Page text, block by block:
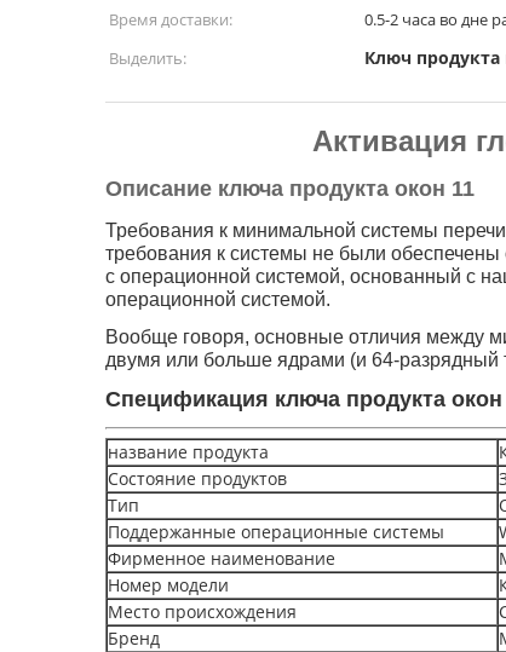
Время доставки:
0.5-2 часа во дне
Выделить:
Ключ
Активация
Описание ключа продукта окон 11
Требования к минимальной системы
требования к системы не были
с операционной системой, основанный с
операционной системой.
Вообще говоря, основные отличия между
двумя или больше ядрами (и 64-разрядный
Спецификация ключа продукта окон
название продукта
Состояние продуктов
Тип
Поддержанные операционные системы
Фирменное наименование
Номер модели
Место происхождения
Бренд